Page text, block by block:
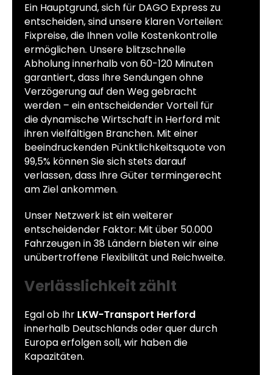
Ein Hauptgrund, sich für DAGO Express zu
entscheiden, sind unsere klaren Vorteilen:
Fixpreise, die Ihnen volle Kostenkontrolle
ermöglichen. Unsere blitzschnelle
Abholung innerhalb von 60-120 Minuten
garantiert, dass Ihre Sendungen ohne
Verzögerung auf den Weg gebracht
werden – ein entscheidender Vorteil für
die dynamische Wirtschaft in Herford mit
ihren vielfältigen Branchen. Mit einer
beeindruckenden Pünktlichkeitsquote von
99,5% können Sie sich stets darauf
verlassen, dass Ihre Güter termingerecht
am Ziel ankommen.
Unser Netzwerk ist ein weiterer
entscheidender Faktor: Mit über 50.000
Fahrzeugen in 38 Ländern bieten wir eine
unübertroffene Flexibilität und Reichweite.
Verlässlichkeit zählt
Egal ob Ihr LKW-Transport Herford
innerhalb Deutschlands oder quer durch
Europa erfolgen soll, wir haben die
Kapazitäten.